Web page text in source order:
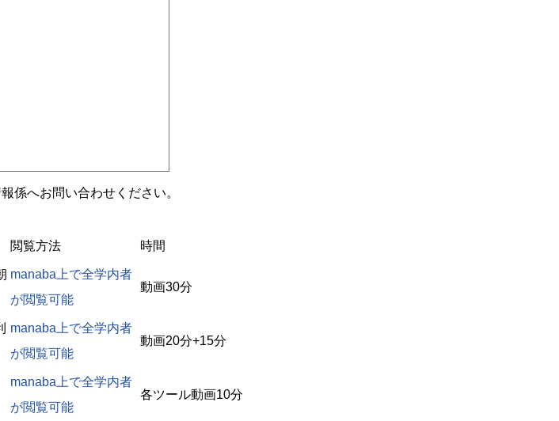
係へお問い合わせください。
閲覧方法 時間
manaba上で全学内者
が閲覧可能
動画30分
manaba上で全学内者
が閲覧可能
動画20分+15分
manaba上で全学内者
が閲覧可能
各ツール動画10分